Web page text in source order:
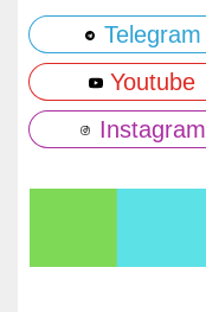
Telegram
Youtube
Instagram